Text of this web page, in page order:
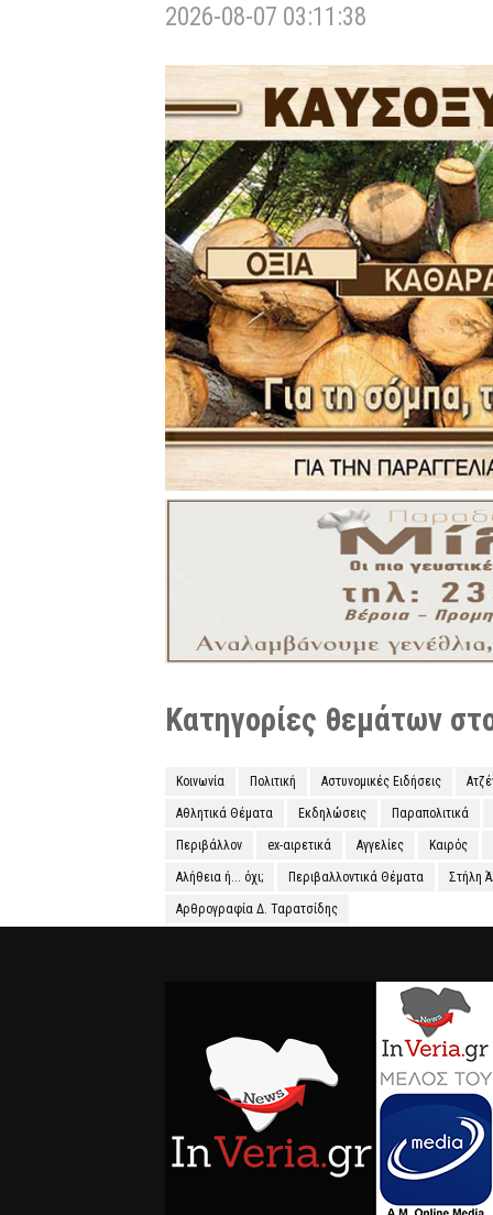
2026-08-07 03:11:38
Κατηγορίες θεμάτων
Κοινωνία Πολιτική Αστυνομικές Ειδήσεις
Αθλητικά Θέματα Εκδηλώσεις Παραπολιτικά
Περιβάλλον ex-αιρετικά Αγγελίες Καιρός
Αλήθεια ή... όχι; Περιβαλλοντικά Θέματα Στήλη
Αρθρογραφία Δ. Ταρατσίδης